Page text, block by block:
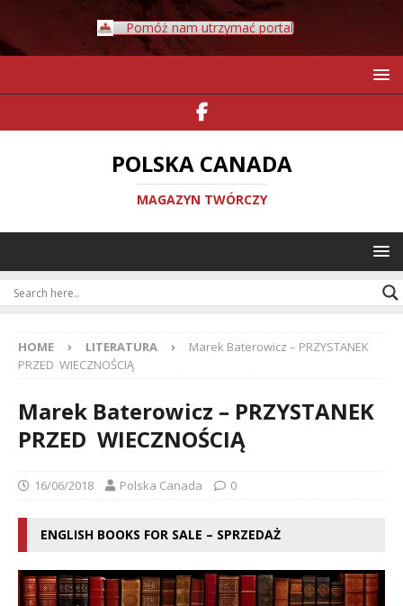
Pomóż nam utrzymać portal
POLSKA CANADA
MAGAZYN TWÓRCZY
HOME LITERATURA
Marek Baterowicz – PRZYSTANEK
PRZED WIECZNOŚCIĄ
Marek Baterowicz – PRZYSTANEK
PRZED WIECZNOŚCIĄ
16/06/2018 Polska Canada 0
ENGLISH BOOKS FOR SALE – SPRZEDAŻ